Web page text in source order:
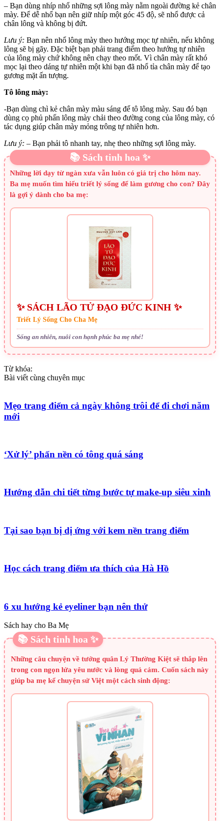
– Bạn dùng nhíp nhổ những sợi lông mày nằm ngoài đường kẻ chân
mày. Để dễ nhổ bạn nên giữ nhíp một góc 45 độ, sẽ nhổ được cả
chân lông và không bị đứt.
Lưu ý: Bạn nên nhổ lông mày theo hướng mọc tự nhiên, nếu không
lông sẽ bị gãy. Đặc biệt bạn phải trang điểm theo hướng tự nhiên
của lông mày chứ không nên chạy theo mốt. Vì chân mày rất khó
mọc lại theo dáng tự nhiên một khi bạn đã nhổ tỉa chân mày để tạo
gương mặt ấn tượng.
Tô lông mày:
-Bạn dùng chì kẻ chân mày màu sáng để tô lông mày. Sau đó bạn
dùng cọ phủ phấn lông mày chải theo đường cong của lông mày, có
tác dụng giúp chân mày mỏng trông tự nhiên hơn.
Lưu ý: – Bạn phải tô nhanh tay, nhẹ theo những sợi lông mày.
📚 Sách tinh hoa ✨
Những lời dạy từ ngàn xưa vẫn luôn có giá trị cho hôm nay.
Ba mẹ muốn tìm hiểu triết lý sống để làm gương cho con? Đây
là gợi ý dành cho ba mẹ:
✨ SÁCH LÃO TỬ ĐẠO ĐỨC KINH ✨
Triết Lý Sống Cho Cha Mẹ
Sống an nhiên, nuôi con hạnh phúc ba mẹ nhé!
Từ khóa:
Bài viết cùng chuyên mục
Mẹo trang điểm cả ngày không trôi để đi chơi năm
mới
‘Xử lý’ phấn nền có tông quá sáng
Hướng dẫn chi tiết từng bước tự make-up siêu xinh
Tại sao bạn bị dị ứng với kem nền trang điểm
Học cách trang điểm ưa thích của Hà Hồ
6 xu hướng kẻ eyeliner bạn nên thử
Sách hay cho Ba Mẹ
📚 Sách tinh hoa ✨
Những câu chuyện về tướng quân Lý Thường Kiệt sẽ thắp lên
trong con ngọn lửa yêu nước và lòng quả cảm. Cuốn sách này
giúp ba mẹ kể chuyện sử Việt một cách sinh động: